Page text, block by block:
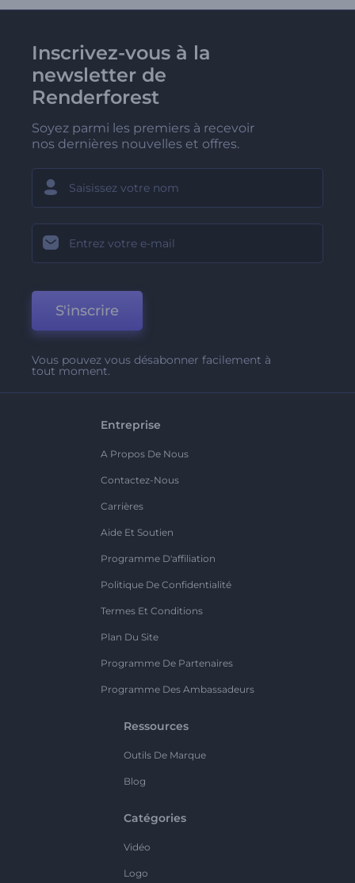
Inscrivez-vous à la
newsletter de
Renderforest
Soyez parmi les premiers à recevoir
nos dernières nouvelles et offres.
S'inscrire
Vous pouvez vous désabonner facilement à
tout moment.
Entreprise
A Propos De Nous
Contactez-Nous
Carrières
Aide Et Soutien
Programme D'affiliation
Politique De Confidentialité
Termes Et Conditions
Plan Du Site
Programme De Partenaires
Programme Des Ambassadeurs
Ressources
Outils De Marque
Blog
Catégories
Vidéo
Logo